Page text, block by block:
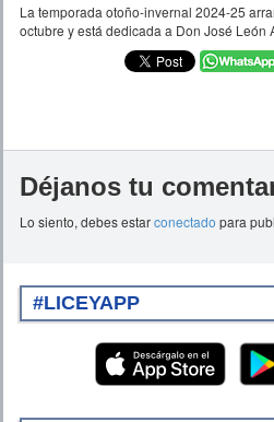
La temporada otoño-invernal 2024-25
octubre y está dedicada a Don José León
Déjanos tu
Lo siento, debes estarconectado para
#LICEYAPP